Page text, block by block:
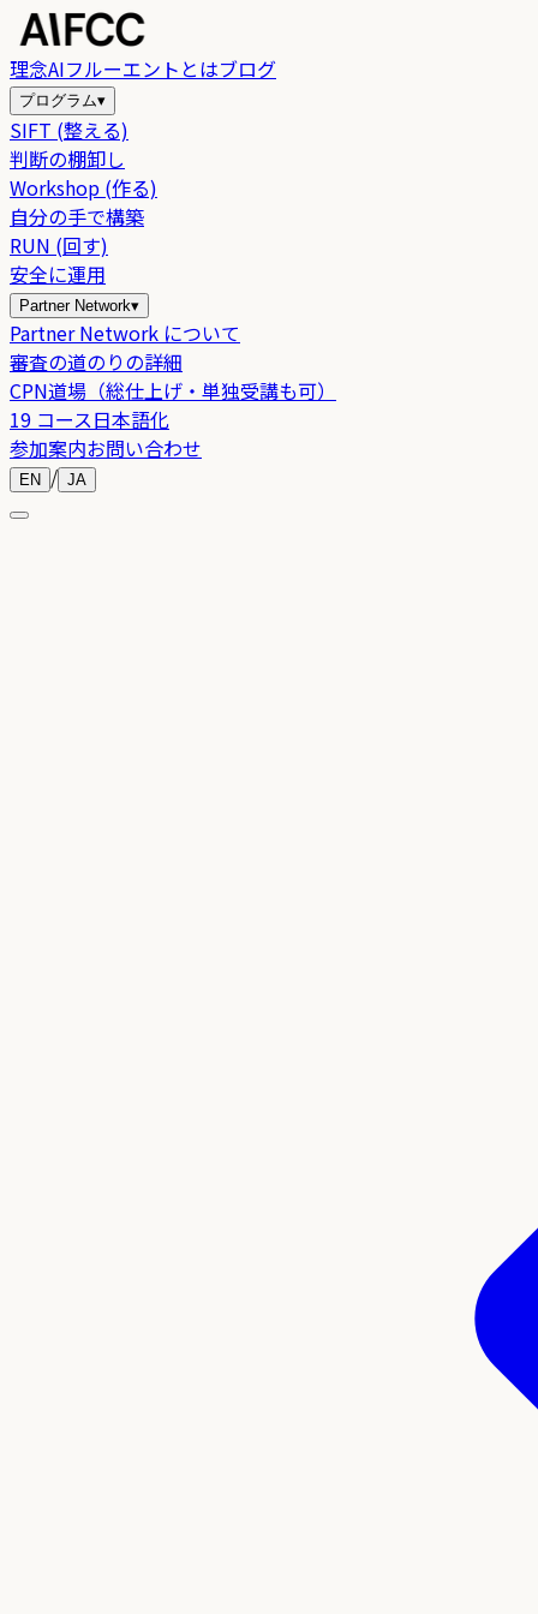
理念AIフルーエントとはブログ
プログラム▾
SIFT (整える)
判断の棚卸し
Workshop (作る)
自分の手で構築
RUN (回す)
安全に運用
Partner Network▾
Partner Network について
審査の道のりの詳細
CPN道場（総仕上げ・単独受講も可）
19 コース日本語化
参加案内お問い合わせ
EN / JA